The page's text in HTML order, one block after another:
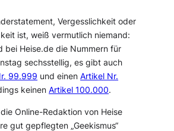
Vergesslichkeit oder
ist, weiß vermutlich niemand:
bei Heise.de die Nummern für
sechsstellig, es gibt auch
99.999 und einenArtikel Nr.
keinenArtikel 100.000.
Online-Redaktion von Heise
gut gepflegten „Geekismus“